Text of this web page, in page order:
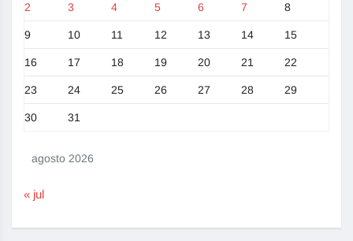
agosto 2026
2 3 4 5 6 7 8
9 10 11 12 13 14 15
16 17 18 19 20 21 22
23 24 25 26 27 28 29
30 31
« jul